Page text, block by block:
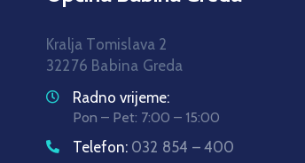
Kralja Tomislava 2
32276 Babina Greda
Radno vrijeme:
Pon – Pet: 7:00 – 15:00
Telefon: 032 854 – 400